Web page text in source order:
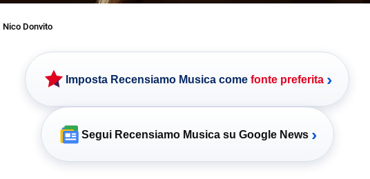
Nico Donvito
Imposta Recensiamo Musica come fonte preferita ›
Segui Recensiamo Musica su Google News ›